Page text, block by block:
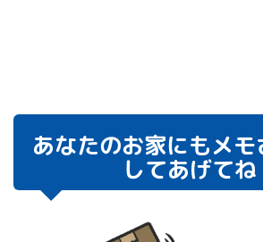
あなたのお家にもメモ
してあげてね